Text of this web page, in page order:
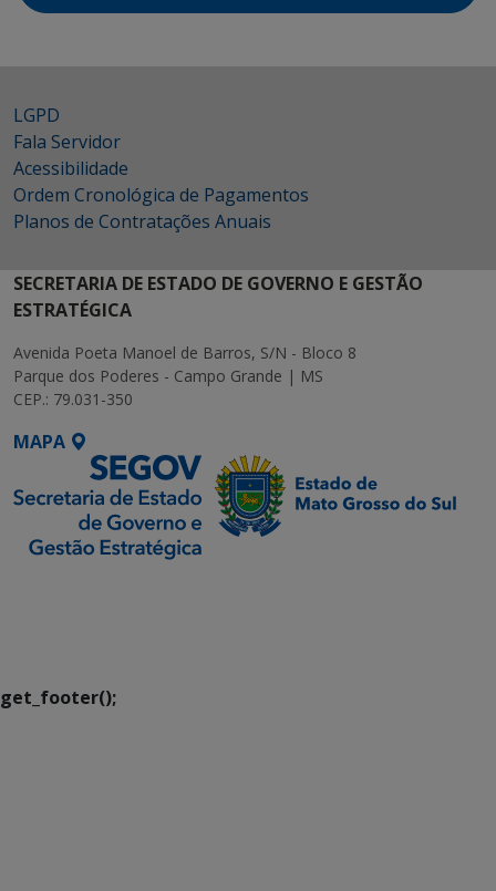
LGPD
Fala Servidor
Acessibilidade
Ordem Cronológica de Pagamentos
Planos de Contratações Anuais
SECRETARIA DE ESTADO DE GOVERNO E GESTÃO
ESTRATÉGICA
Avenida Poeta Manoel de Barros, S/N - Bloco 8
Parque dos Poderes - Campo Grande | MS
CEP.: 79.031-350
MAPA
get_footer();